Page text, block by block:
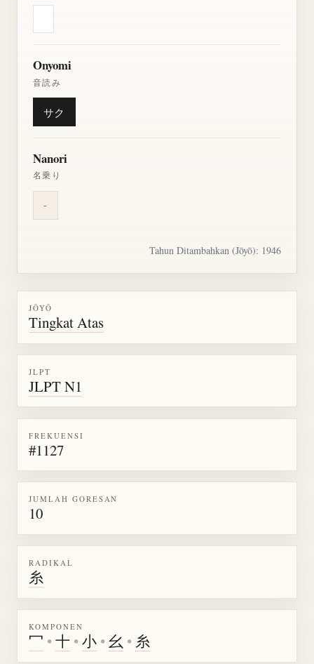
Onyomi
音読み
サク
Nanori
名乗り
-
Tahun Ditambahkan (Jōyō): 1946
JŌYŌ
Tingkat Atas
JLPT
JLPT N1
FREKUENSI
#1127
JUMLAH GORESAN
10
RADIKAL
糸
KOMPONEN
冖 •十 •小 •幺 • 糸